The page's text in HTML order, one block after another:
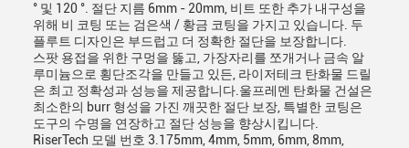
° 및 120 °. 절단 지름 6mm - 20mm, 비트 또한 추가 내구성을
위해 비 코팅 또는 검은색 / 황금 코팅을 가지고 있습니다. 두
플루트 디자인은 부드럽고 더 정확한 절단을 보장합니다.
스팟 용접을 위한 구멍을 뚫고, 가장자리를 쪼개거나 금속 알
루미늄으로 횡단조각을 만들고 있든, 라이저테크 탄화물 드릴
은 최고 정확성과 성능을 제공합니다.울프레멘 탄화물 건설은
최소한의 burr 형성을 가진 깨끗한 절단 보장, 특별한 코팅은
도구의 수명을 연장하고 절단 성능을 향상시킵니다.
RiserTech 모델 번호 3.175mm, 4mm, 5mm, 6mm, 8mm,